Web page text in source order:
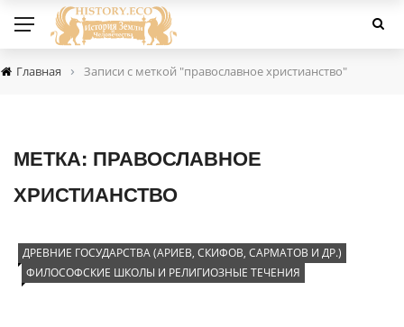
Главная › Записи с меткой "православное христианство"
МЕТКА: ПРАВОСЛАВНОЕ
ХРИСТИАНСТВО
ДРЕВНИЕ ГОСУДАРСТВА (АРИЕВ, СКИФОВ, САРМАТОВ И ДР.)
ФИЛОСОФСКИЕ ШКОЛЫ И РЕЛИГИОЗНЫЕ ТЕЧЕНИЯ